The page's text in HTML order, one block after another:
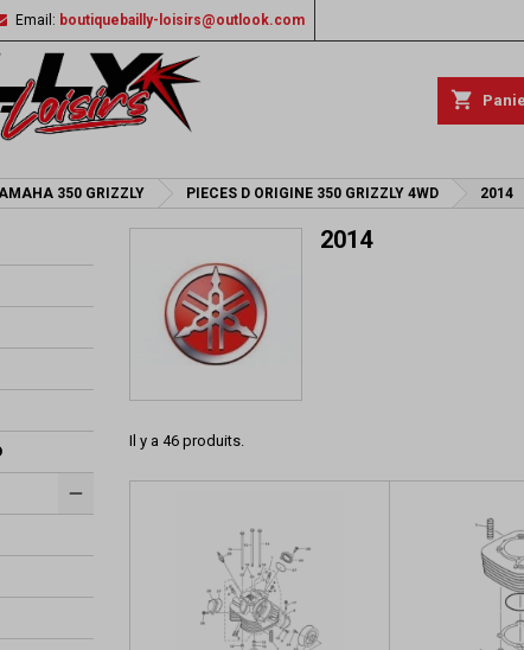
Email: boutiquebailly-loisirs@outlook.com
shopping_cart
350 GRIZZLY PIECES D ORIGINE 350 GRIZZLY 4WD 2014
2014
Il y a 46 produits.